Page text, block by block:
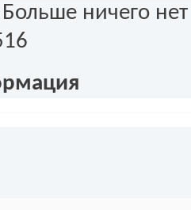
Больше ничего нет